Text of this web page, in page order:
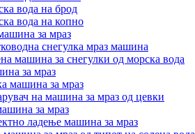
вода на брод
вода на копно
за мраз
снегулка мраз машина
машина за снегулки од морска вода
за мраз
машина за мраз
на машина за мраз од цевки
за мраз
ладење машина за мраз